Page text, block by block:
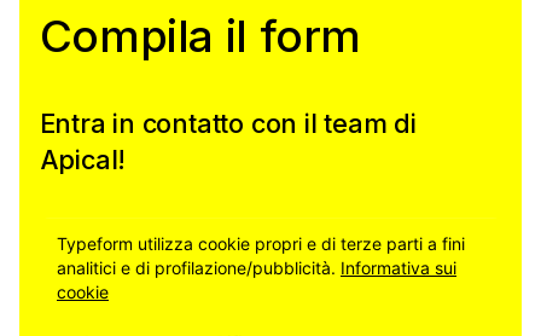
Compila il form
Entra in contatto con il team di
Apical!